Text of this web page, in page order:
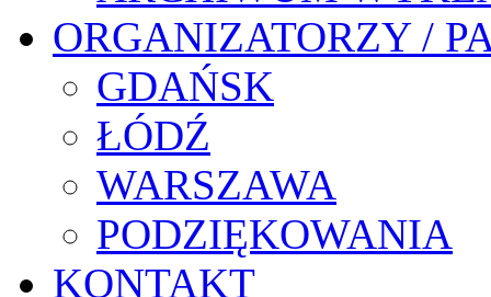
ORGANIZATORZY /
GDAŃSK
ŁÓDŹ
WARSZAWA
PODZIĘKOWANIA
KONTAKT